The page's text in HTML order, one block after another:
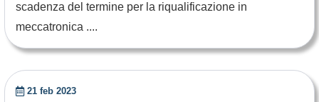
scadenza del termine per la riqualificazione in
meccatronica ....
21 feb 2023